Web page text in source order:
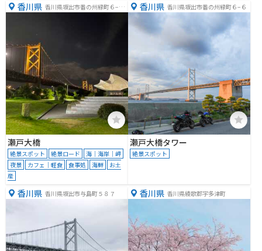
香川県 香川県坂出市番の州緑町６−１
瀬戸大橋
絶景スポット 絶景ロード
海｜海岸｜岬
夜景
カフェ｜軽食 食事処 海鮮
お土
産
香川県 香川県坂出市番の州緑町６−６
瀬戸大橋タワー
絶景スポット
香川県 香川県坂出市与島町５８７ 香川県 香川県綾歌郡宇多津町